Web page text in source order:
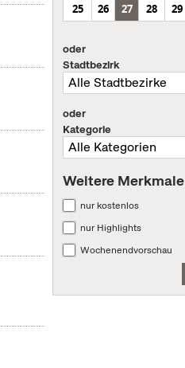
25
26 27 28 29
oder
Stadtbezirk
oder
Kategorie
Weitere Merkmale
nur kostenlos
nur Highlights
Wochenendvorschau